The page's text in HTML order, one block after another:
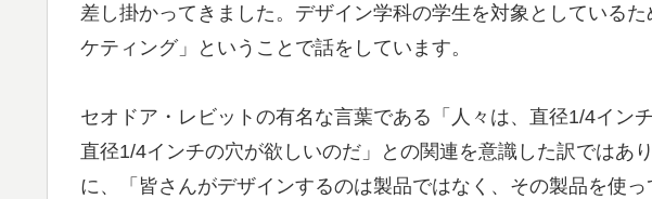
差し掛かってきました。デザイン学科の学生を対象としている
ケティング」ということで話をしています。
セオドア・レビットの有名な言葉である「人々は、直径1/4イン
直径1/4インチの穴が欲しいのだ」との関連を意識した訳ではあ
に、「皆さんがデザインするのは製品ではなく、その製品を使